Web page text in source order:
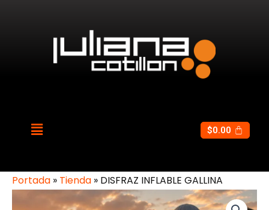
$0.00
Portada » Tienda » DISFRAZ INFLABLE GALLINA